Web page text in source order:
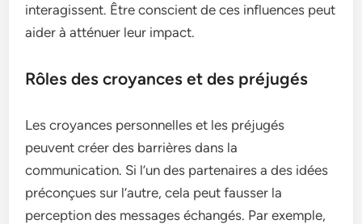
interagissent. Être conscient de ces influences peut
aider à atténuer leur impact.
Rôles des croyances et des préjugés
Les croyances personnelles et les préjugés
peuvent créer des barrières dans la
communication. Si l’un des partenaires a des idées
préconçues sur l’autre, cela peut fausser la
perception des messages échangés. Par exemple,